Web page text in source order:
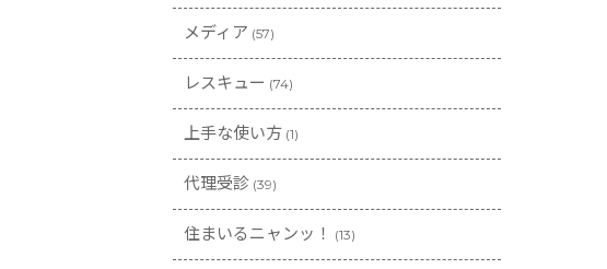
メディア (57)
レスキュー (74)
上手な使い方 (1)
代理受診 (39)
住まいるニャンッ！ (13)